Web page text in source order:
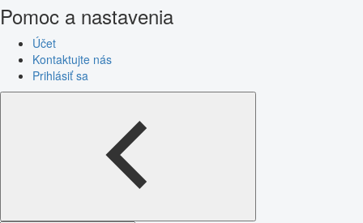
Pomoc a nastavenia
Účet
Kontaktujte nás
Prihlásiť sa